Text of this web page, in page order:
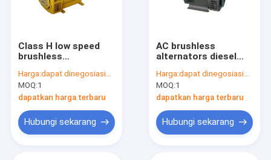
Class H low speed
brushless
generator 8kva -
1250kva alternator
genset
Harga:dapat dinegosiasikan
MOQ:1
dapatkan harga terbaru
Hubungi sekarang
AC brushless
alternators diesel
synchronous electric
alternator Stamford
Harga:dapat dinegosiasikan
MOQ:1
dapatkan harga terbaru
Hubungi sekarang